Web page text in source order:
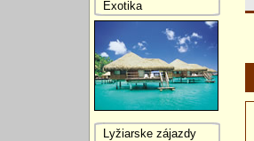
Exotika
Lyžiarske zájazdy